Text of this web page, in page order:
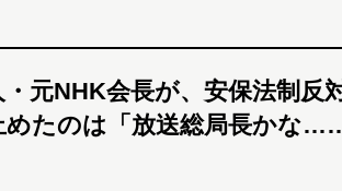
元NHK会長が、安保法制反
めたのは「放送総局長かな